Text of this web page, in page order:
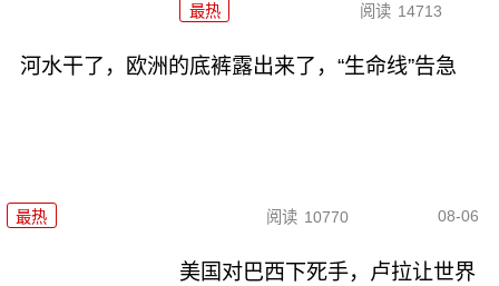
最热 阅读 14713
河水干了，欧洲的底裤露出来了，“生命线”告急
最热 阅读 10770 08-06
美国对巴西下死手，卢拉让世界